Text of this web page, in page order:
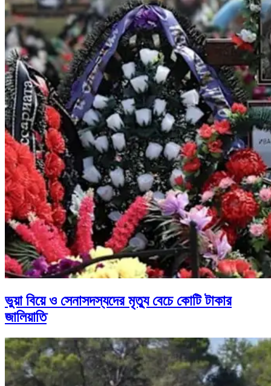
ভুয়া বিয়ে ও সেনাসদস্যদের মৃত্যু বেচে কোটি টাকার
জালিয়াতি